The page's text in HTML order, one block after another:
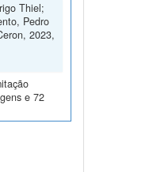
Thiel;
Pedro
2023,
e 72